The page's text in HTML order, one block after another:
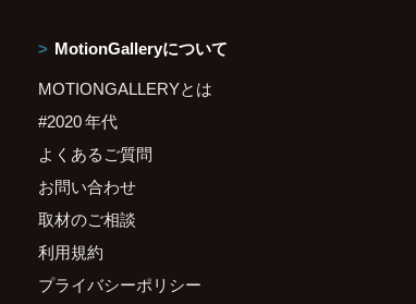
MotionGalleryについて
MOTIONGALLERYとは
#2020 年代
よくあるご質問
お問い合わせ
取材のご相談
利用規約
プライバシーポリシー